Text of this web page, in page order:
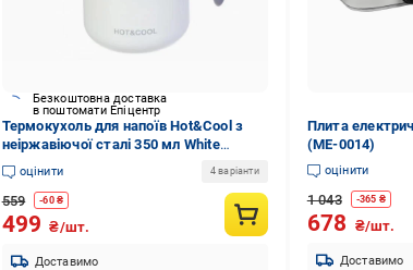
Безкоштовна доставка
в поштомати Епіцентр
Термокухоль для напоїв Hot&Cool з
неіржавіючої сталі 350 мл White
(32169215)
оцінити 4 варіанти
559 -60₴
499 ₴/шт.
Доставимо
Плита
(ME-0014)
оцінити
1 043 -365 ₴
678 ₴/шт.
Доставимо